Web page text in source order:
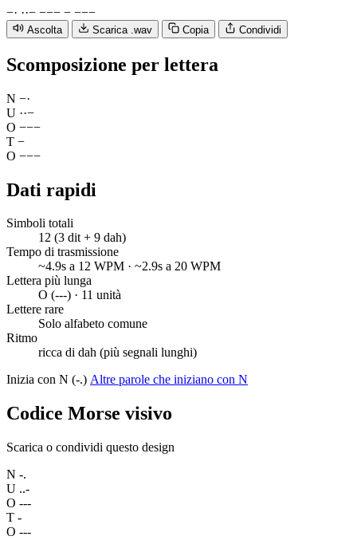
−· ··− −−− − −−−
Ascolta Scarica .wav Copia Condividi
Scomposizione per lettera
N −·
U ··−
O −−−
T −
O −−−
Dati rapidi
Simboli totali
12 (3 dit + 9 dah)
Tempo di trasmissione
~4.9s a 12 WPM · ~2.9s a 20 WPM
Lettera più lunga
O (---) · 11 unità
Lettere rare
Solo alfabeto comune
Ritmo
ricca di dah (più segnali lunghi)
Inizia con N (-.) Altre parole che iniziano con N
Codice Morse visivo
Scarica o condividi questo design
N -.
U ..-
O ---
T -
O ---